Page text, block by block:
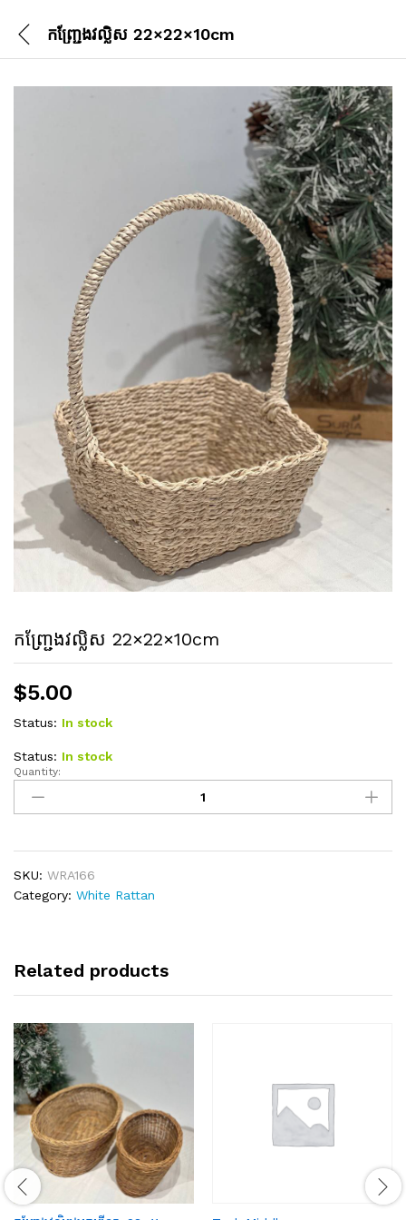
កញ្ជ្រែងវល្លិស 22×22×10cm
កញ្ជ្រែងវល្លិស 22×22×10cm
$5.00
Status: In stock
Status: In stock
កញ្ជ្រែង
វល្លិស
22×22×10cm
Quantity:
SKU: WRA166
Category: White Rattan
Related products